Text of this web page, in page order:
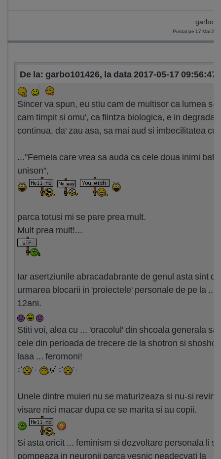
Postat pe 17 Mai
De la: garbo101426, la data 2017-05-17 09:56:47
Sincer va spun, eu stiu cam de multisor ca lumea s-a
cam timpit si omu', ca fiintza biologica, e in
continua, da' zau asa, sa mai aud si imbecilitatea
..."Femeia care vrea sa auda ca cele doua inimi bat
unison",
parca totusi mi se pare prea mult.
Mult prea mult!...
Iar asertziunile abracadabrante de genul asta sint
urmarea blocarii in 'proiectele' personale de pe la ...
12ani.
Stiti voi, alea cu ... 'oracolul' din shcoala generala
cele din perioada de trecere de la shotron si
laaa ... feromoni!
Unele dintre muieri nu se maturizeaza si nu-si revin
visare nici macar dupa ce se marita si au copii.
Si asta oricit ... feminism si dezvoltare personala li se
pompeaza in neuronii parca vesnic neadecvati la